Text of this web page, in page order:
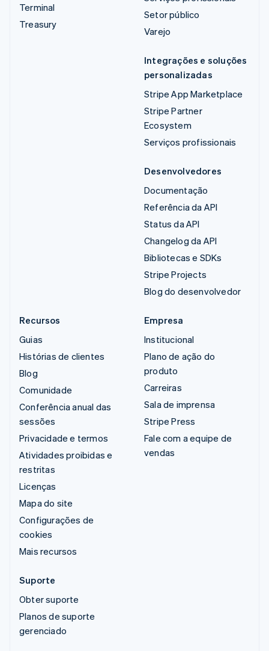
Terminal
Treasury
Setor público
Varejo
Integrações e soluções
personalizadas
Stripe App Marketplace
Stripe Partner
Ecosystem
Serviços profissionais
Desenvolvedores
Documentação
Referência da API
Status da API
Changelog da API
Bibliotecas e SDKs
Stripe Projects
Blog do desenvolvedor
Recursos
Guias
Histórias de clientes
Blog
Comunidade
Conferência anual das
sessões
Privacidade e termos
Atividades proibidas e
restritas
Licenças
Mapa do site
Configurações de
cookies
Mais recursos
Empresa
Institucional
Plano de ação do
produto
Carreiras
Sala de imprensa
Stripe Press
Fale com a equipe de
vendas
Suporte
Obter suporte
Planos de suporte
gerenciado